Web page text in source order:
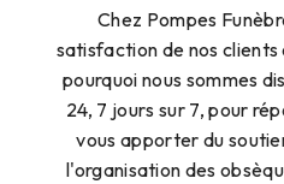
Chez Pompes
satisfaction de nos
pourquoi nous sommes
24, 7 jours sur 7, pour
vous apporter du
l'organisation des